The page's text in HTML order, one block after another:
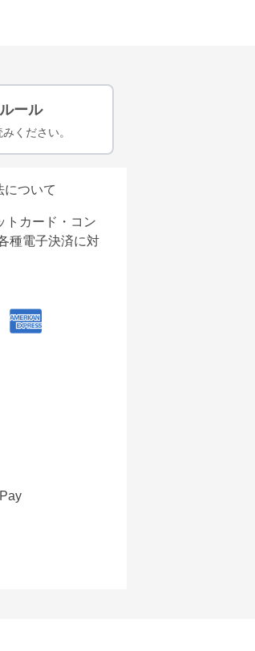
ール
ください。
について
トカード・コン
種電子決済に対